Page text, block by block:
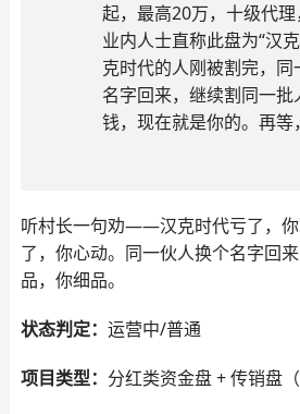
起，最高20万，十级代理
业内人士直称此盘为“汉
克时代的人刚被割完，
名字回来，继续割同一
钱，现在就是你的。再等
听村长一句劝——汉克时代亏了，
了，你心动。同一伙人换个名字回
品，你细品。
状态判定： 运营中/普通
项目类型： 分红类资金盘 + 传销盘（